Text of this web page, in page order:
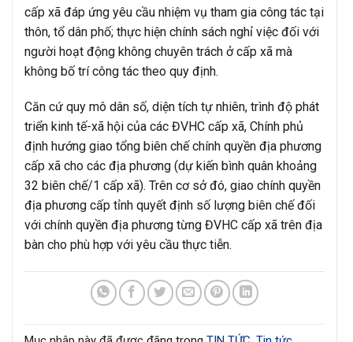
cấp xã đáp ứng yêu cầu nhiệm vụ tham gia công tác tại
thôn, tổ dân phố; thực hiện chính sách nghỉ việc đối với
người hoạt động không chuyên trách ở cấp xã mà
không bố trí công tác theo quy định.
Căn cứ quy mô dân số, diện tích tự nhiên, trình độ phát
triển kinh tế-xã hội của các ĐVHC cấp xã, Chính phủ
định hướng giao tổng biên chế chính quyền địa phương
cấp xã cho các địa phương (dự kiến bình quân khoảng
32 biên chế/1 cấp xã). Trên cơ sở đó, giao chính quyền
địa phương cấp tỉnh quyết định số lượng biên chế đối
với chính quyền địa phương từng ĐVHC cấp xã trên địa
bàn cho phù hợp với yêu cầu thực tiễn.